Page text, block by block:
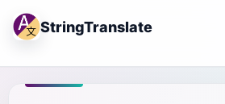
StringTranslate